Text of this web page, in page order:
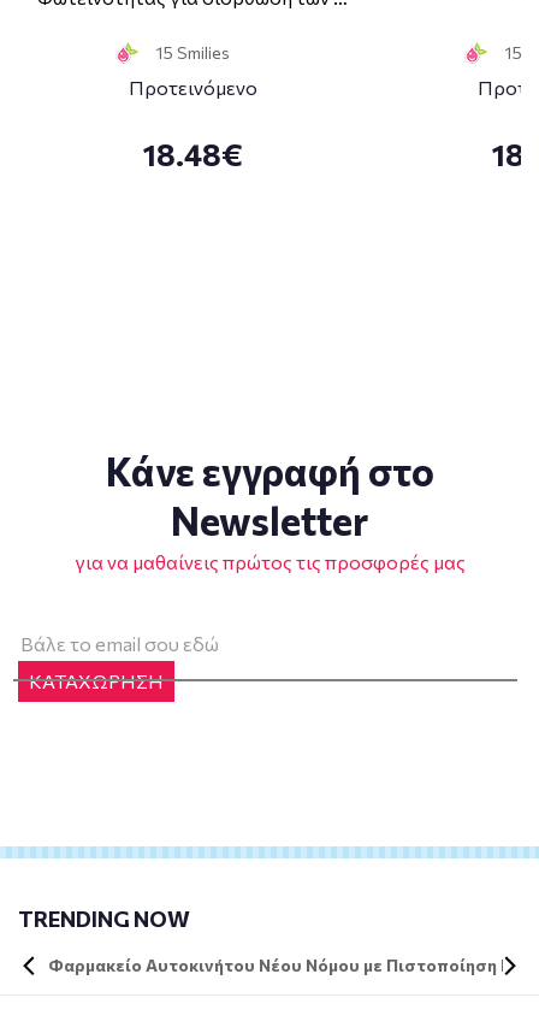
15 Smilies
Προτεινόμενο
18.48€
15
Κάνε εγγραφή στο
Newsletter
για να μαθαίνεις πρώτος τις προσφορές μας
ΚΑΤΑΧΩΡΗΣΗ
TRENDING NOW
Φαρμακείο Αυτοκινήτου Νέου Νόμου με Πιστοποίηση DIN